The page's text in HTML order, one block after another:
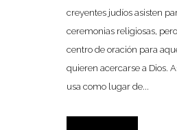
creyentes judíos asisten
ceremonias religiosas,
centro de oración para
quieren acercarse a Dios.
usa como lugar de...